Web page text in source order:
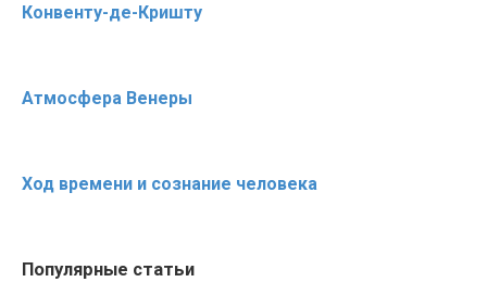
Конвенту-де-Кришту
Атмосфера Венеры
Ход времени и сознание человека
Популярные статьи